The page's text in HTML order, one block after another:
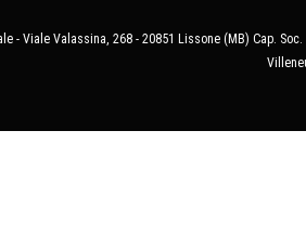
- Viale Valassina, 268 - 20851 Lissone (MB) Cap.